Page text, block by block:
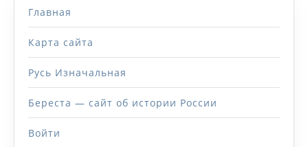
Главная
Карта сайта
Русь Изначальная
Береста — сайт об истории России
Войти